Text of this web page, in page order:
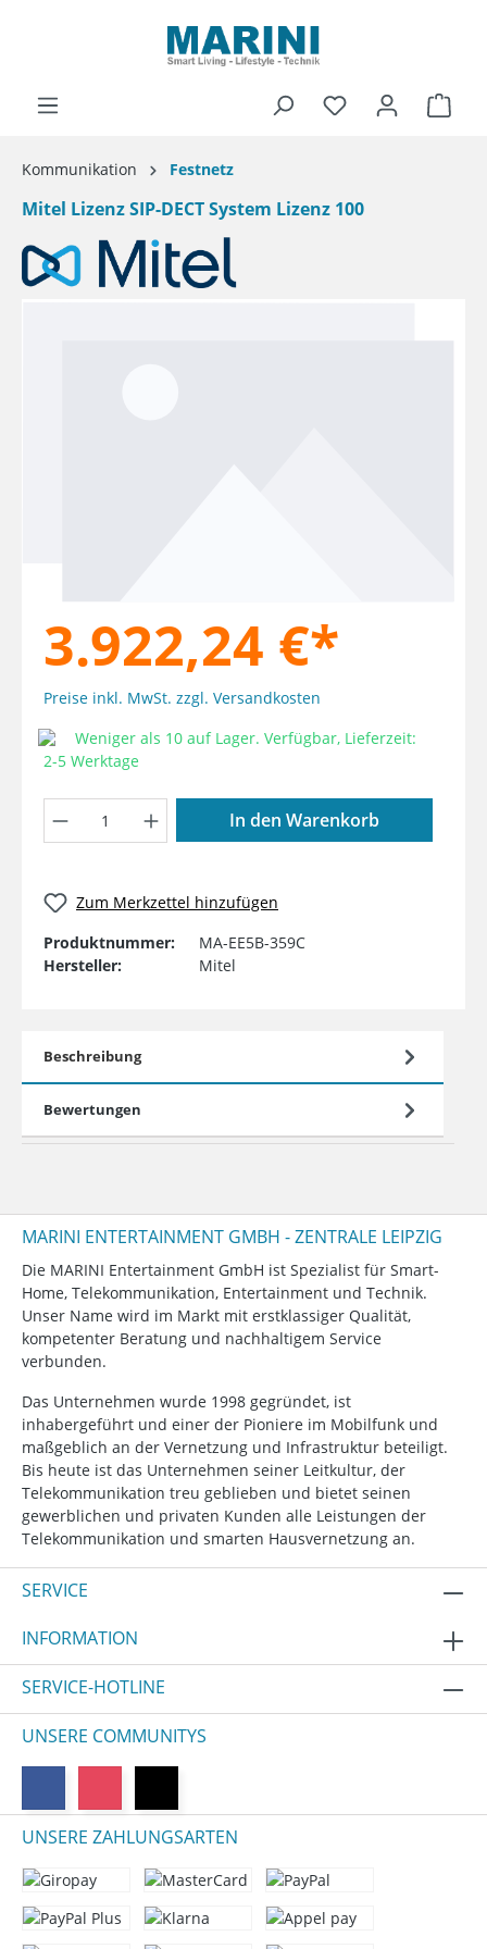
Kommunikation Festnetz
Mitel Lizenz SIP-DECT System Lizenz 100
3.922,24 €*
Preise inkl. MwSt. zzgl. Versandkosten
Weniger als 10 auf Lager. Verfügbar, Lieferzeit:
2-5 Werktage
Produkt Anzahl: Gib den
In den Warenkorb
Zum Merkzettel hinzufügen
Produktnummer:
MA-EE5B-359C
Hersteller:
Mitel
Beschreibung
Bewertungen
MARINI ENTERTAINMENT GMBH - ZENTRALE LEIPZIG
Die MARINI Entertainment GmbH ist Spezialist für Smart-
Home, Telekommunikation, Entertainment und Technik.
Unser Name wird im Markt mit erstklassiger Qualität,
kompetenter Beratung und nachhaltigem Service
verbunden.
Das Unternehmen wurde 1998 gegründet, ist
inhabergeführt und einer der Pioniere im Mobilfunk und
maßgeblich an der Vernetzung und Infrastruktur beteiligt.
Bis heute ist das Unternehmen seiner Leitkultur, der
Telekommunikation treu geblieben und bietet seinen
gewerblichen und privaten Kunden alle Leistungen der
Telekommunikation und smarten Hausvernetzung an.
SERVICE
INFORMATION
SERVICE-HOTLINE
UNSERE COMMUNITYS
UNSERE ZAHLUNGSARTEN